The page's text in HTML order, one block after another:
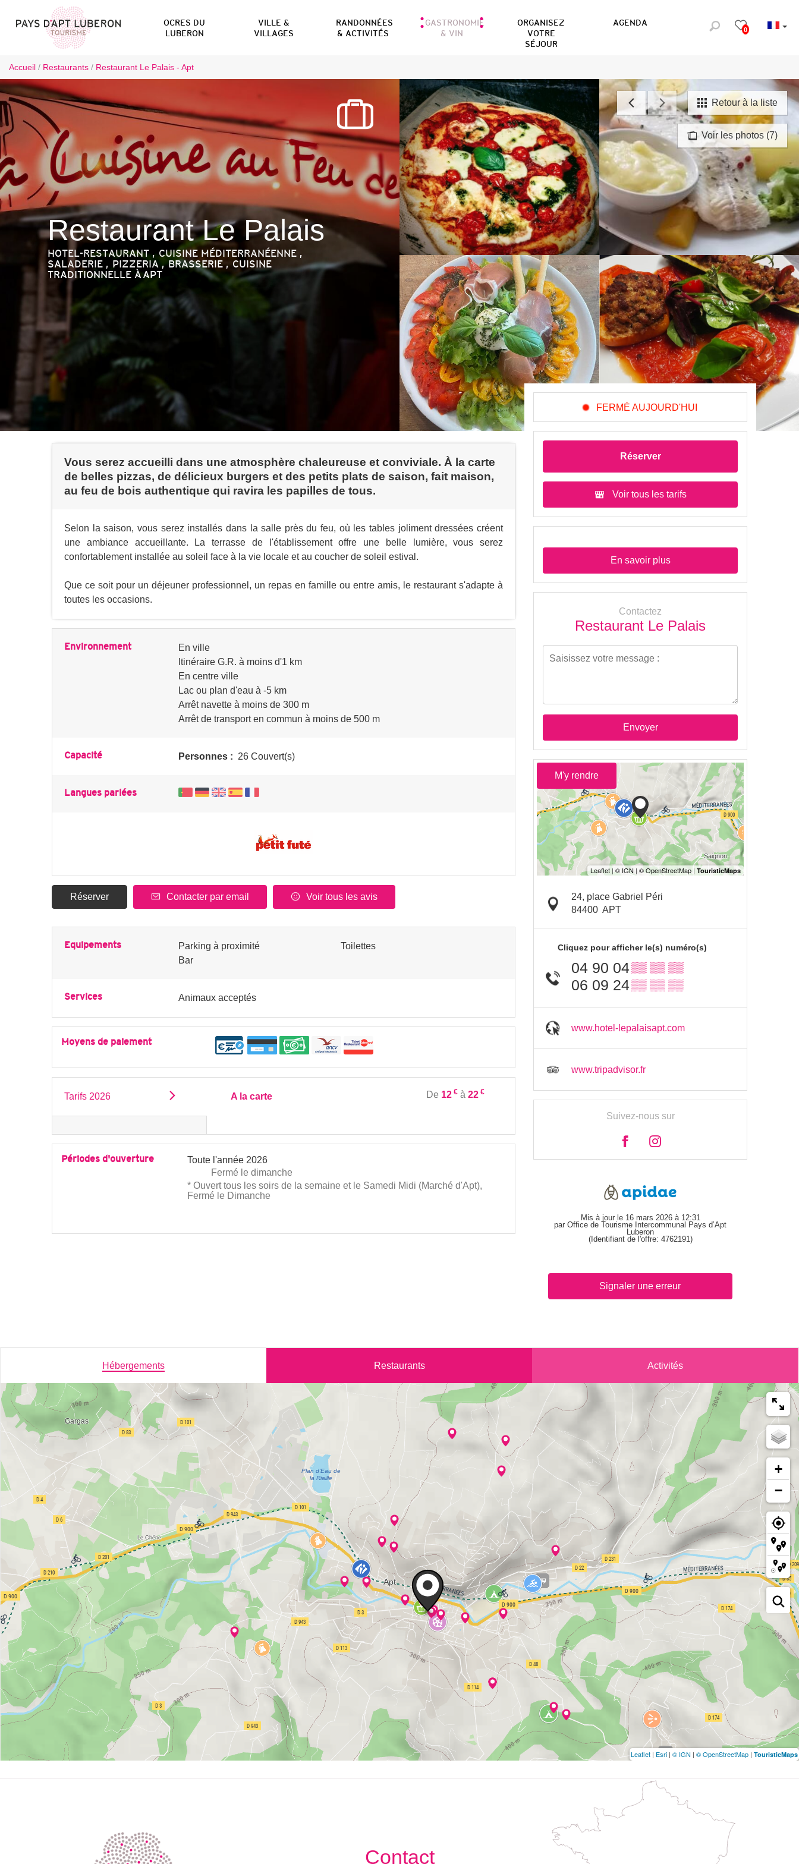
0
OCRES DU
LUBERON
VILLE &
VILLAGES
RANDONNÉES
& ACTIVITÉS
GASTRONOMIE
& VIN
ORGANISEZ
VOTRE
SÉJOUR
AGENDA
Accueil / Restaurants / Restaurant Le Palais - Apt
Voir les photos (7)
Retour à la liste
Restaurant Le Palais
HOTEL-RESTAURANT , CUISINE MÉDITERRANÉENNE ,
SALADERIE , PIZZERIA , BRASSERIE , CUISINE
TRADITIONNELLE À APT
Vous serez accueilli dans une atmosphère chaleureuse et conviviale. À la carte
de belles pizzas, de délicieux burgers et des petits plats de saison, fait maison,
au feu de bois authentique qui ravira les papilles de tous.
Selon la saison, vous serez installés dans la salle près du feu, où les tables joliment dressées créent
une ambiance accueillante. La terrasse de l'établissement offre une belle lumière, vous serez
confortablement installée au soleil face à la vie locale et au coucher de soleil estival.
Que ce soit pour un déjeuner professionnel, un repas en famille ou entre amis, le restaurant s'adapte à
toutes les occasions.
Environnement
En ville
Itinéraire G.R. à moins d'1 km
En centre ville
Lac ou plan d'eau à -5 km
Arrêt navette à moins de 300 m
Arrêt de transport en commun à moins de 500 m
Capacité Personnes : 26 Couvert(s)
Langues parlées
Réserver Contacter par email Voir tous les avis
Equipements
Parking à proximité
Bar
Toilettes
Services Animaux acceptés
Moyens de paiement
Tarifs 2026 A la carte De 12 € à22 €
Périodes d'ouverture
Toute l'année 2026
Fermé le dimanche
* Ouvert tous les soirs de la semaine et le Samedi Midi (Marché d'Apt),
Fermé le Dimanche
FERMÉ AUJOURD'HUI
Réserver
Voir tous les tarifs
En savoir plus
Contactez
Restaurant Le Palais
Envoyer
M'y rendre
24, place Gabriel Péri
84400 APT
Cliquez pour afficher le(s) numéro(s)
04 90 04▒▒ ▒▒ ▒▒
06 09 24▒▒ ▒▒ ▒▒
www.hotel-lepalaisapt.com
www.tripadvisor.fr
Suivez-nous sur
Mis à jour le 16 mars 2026 à 12:31
par Office de Tourisme Intercommunal Pays d’Apt
Luberon
(Identifiant de l'offre: 4762191)
Signaler une erreur
Hébergements Restaurants Activités
+
−
Leaflet | Esri | © IGN | © OpenStreetMap | TouristicMaps
Contact